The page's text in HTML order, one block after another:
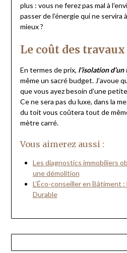
plus : vous ne ferez pas mal à
passer de l’énergie qui ne servira
mieux ?
Le coût des travaux
En termes de prix, l’isolation d’un
même un sacré budget. J’avoue
que vous ayez besoin d’une
Ce ne sera pas du luxe, dans la
du toit vous coûtera tout de
mètre carré.
Vous aimerez aussi :
Les diagnostics immobiliers
une démolition
L’Éco-conseiller en Bâtiment
Durable